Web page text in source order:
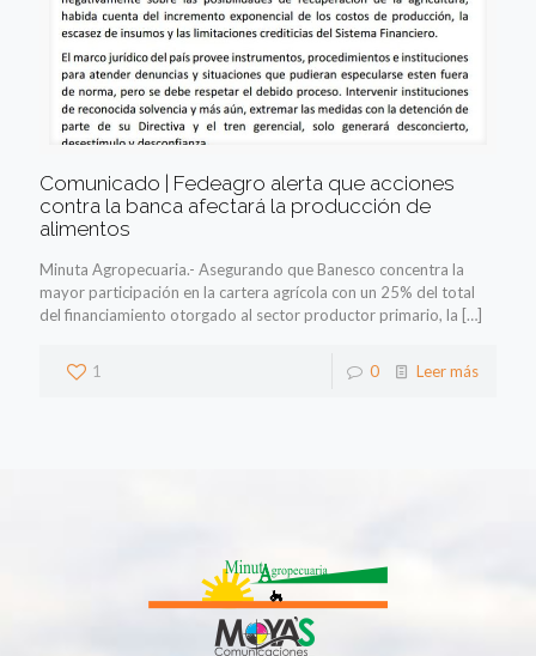
Comunicado | Fedeagro alerta que acciones
contra la banca afectará la producción de
alimentos
Minuta Agropecuaria.- Asegurando que Banesco concentra la
mayor participación en la cartera agrícola con un 25% del total
del financiamiento otorgado al sector productor primario, la […]
1 0 Leer más